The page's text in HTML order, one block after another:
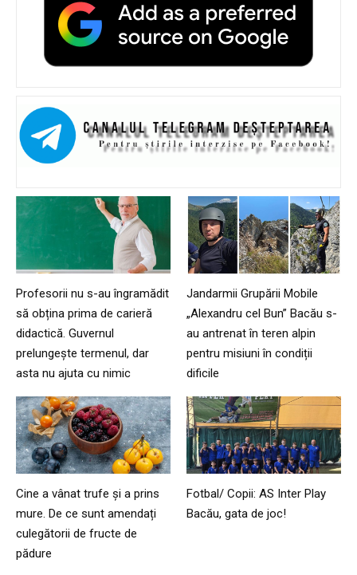
Profesorii nu s-au îngramădit
să obțina prima de carieră
didactică. Guvernul
prelungește termenul, dar
asta nu ajuta cu nimic
Jandarmii Grupării Mobile
„Alexandru cel Bun” Bacău s-
au antrenat în teren alpin
pentru misiuni în condiții
dificile
Cine a vânat trufe și a prins
mure. De ce sunt amendați
culegătorii de fructe de
pădure
Fotbal/ Copii: AS Inter Play
Bacău, gata de joc!